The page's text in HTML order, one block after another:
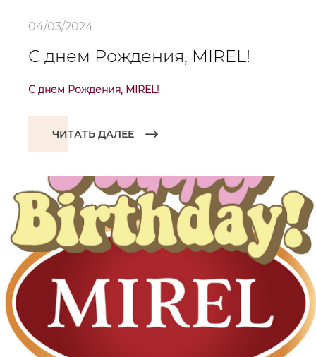
04/03/2024
С днем Рождения, MIREL!
С днем Рождения, MIREL!
ЧИТАТЬ ДАЛЕЕ